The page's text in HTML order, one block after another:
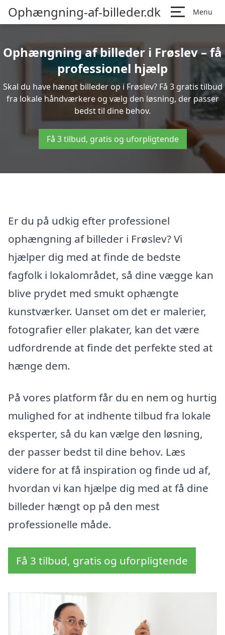
Ophængning-af-billeder.dk Menu
Ophængning af billeder i Frøslev – få
professionel hjælp
Skal du have hængt billeder op i Frøslev? Få 3 gratis tilbud
fra lokale håndværkere og vælg den løsning, der passer
bedst til dine behov.
Få 3 tilbud, gratis og uforpligtende
Er du på udkig efter professionel
ophængning af billeder i Frøslev? Vi
hjælper dig med at finde de bedste
fagfolk i lokalområdet, så dine vægge kan
blive prydet med smukt ophængte
kunstværker. Uanset om det er malerier,
fotografier eller plakater, kan det være
udfordrende at finde det perfekte sted at
hænge dem.
På vores platform får du en nem og hurtig
mulighed for at indhente tilbud fra lokale
eksperter, så du kan vælge den løsning,
der passer bedst til dine behov. Læs
videre for at få inspiration og finde ud af,
hvordan vi kan hjælpe dig med at få dine
billeder hængt op på den mest
professionelle måde.
Få 3 tilbud, gratis og uforpligtende